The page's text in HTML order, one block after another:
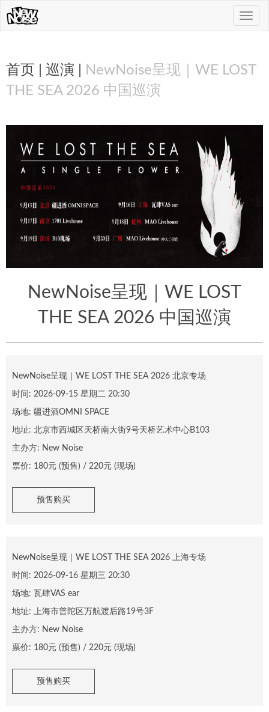
Toggle
首页 巡演
NewNoise呈现｜WE LOST
THE SEA 2026 中国巡演
NewNoise呈现｜WE LOST
THE SEA 2026 中国巡演
NewNoise呈现｜WE LOST THE SEA 2026 北京专场
时间: 2026-09-15 星期二 20:30
场地: 疆进酒OMNI SPACE
地址: 北京市西城区天桥南大街9号天桥艺术中心B103
主办方: New Noise
票价: 180元 (预售) / 220元 (现场)
预售购买
NewNoise呈现｜WE LOST THE SEA 2026 上海专场
时间: 2026-09-16 星期三 20:30
场地: 瓦肆VAS ear
地址: 上海市普陀区万航渡后路19号3F
主办方: New Noise
票价: 180元 (预售) / 220元 (现场)
预售购买